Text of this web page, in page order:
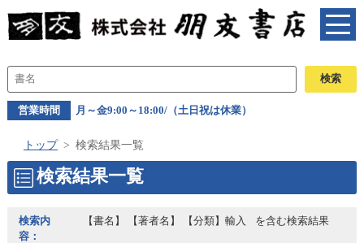
営業時間 月～金9:00～18:00/（土日祝は休業）
トップ 検索結果一覧
検索結果一覧
検索内
容：
【書名】 【著者名】 【分類】輸入 を含む検索結果